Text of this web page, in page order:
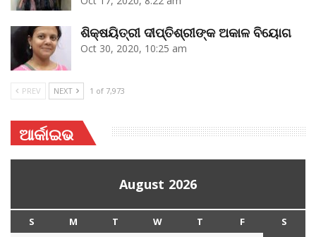
ଶିକ୍ଷୟିତ୍ରୀ ଦୀପ୍ତିଶ୍ରୀଙ୍କ ଅକାଳ ବିୟୋଗ
Oct 30, 2020, 10:25 am
PREV NEXT 1 of 7,973
ଆର୍କାଇଭ
August 2026
S M T W T F
S